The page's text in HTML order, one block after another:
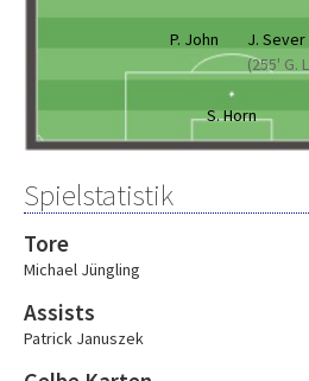
P. John
J. Sever
(255' G.
S. Horn
Spielstatistik
Tore
Michael Jüngling
Assists
Patrick Januszek